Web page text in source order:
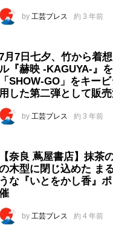
by 工芸プレス 約 3 年前
月7日七夕、竹から着
『赫映 -KAGUYA-』を
「SHOW-GO」をキー
用した第二弾として販売
by 工芸プレス 約 3 年前
【奈良 蔦屋書店】抹茶
木型に閉じ込めた ま
うな『いとをかし香』
by 工芸プレス 約 4 年前